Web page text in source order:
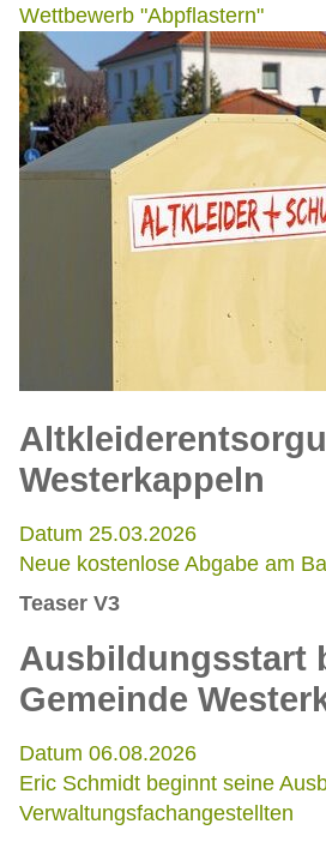
Wettbewerb "Abpflastern"
Westerkappeln
Datum 25.03.2026
Neue kostenlose Abgabe am
Teaser V3
Ausbildungsstart
Gemeinde
Datum 06.08.2026
Eric Schmidt beginnt seine
Verwaltungsfachangestellten